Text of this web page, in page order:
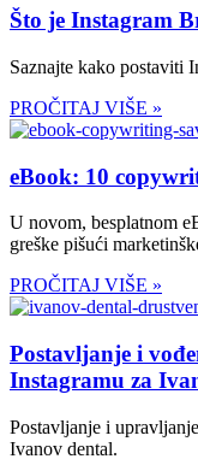
Što je Instagram
Saznajte kako postaviti
PROČITAJ VIŠE »
eBook: 10
U novom, besplatnom
greške pišući
PROČITAJ VIŠE »
Postavljanje i
Instagramu za
Postavljanje i
Ivanov dental.